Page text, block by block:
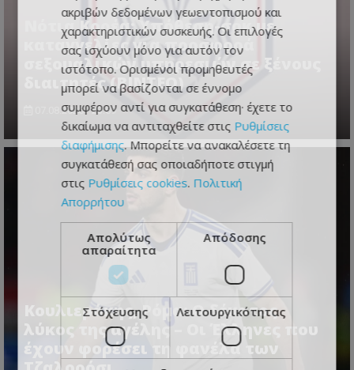
Νότια Κορέα: Υπόθεση-σοκ με
καταγγελίες για προσφορά
σεξουαλικών υπηρεσιών σε ξένους
διαιτητές (BINTEO)
07.08.2026 - 23:59
Κουλιεράκης, Ρόμα: Ο δέκατος
λύκος της αγέλης – Οι Έλληνες που
έχουν φορέσει τη φανέλα των
ακριβών δεδομένων γεωεντοπισμού και
χαρακτηριστικών συσκευής. Οι επιλογές
σας ισχύουν μόνο για αυτόν τον
ιστότοπο. Ορισμένοι προμηθευτές
μπορεί να βασίζονται σε έννομο
συμφέρον αντί για συγκατάθεση· έχετε το
δικαίωμα να αντιταχθείτε στις Ρυθμίσεις
διαφήμισης. Μπορείτε να ανακαλέσετε τη
συγκατάθεσή σας οποιαδήποτε στιγμή
στις Ρυθμίσεις cookies. Πολιτική
Απορρήτου
Απολύτως
απαραίτητα
Απόδοσης
Στόχευσης Λειτουργικότητας